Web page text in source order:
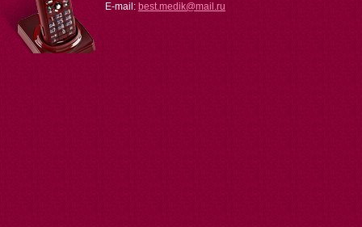
E-mail: best.medik@mail.ru